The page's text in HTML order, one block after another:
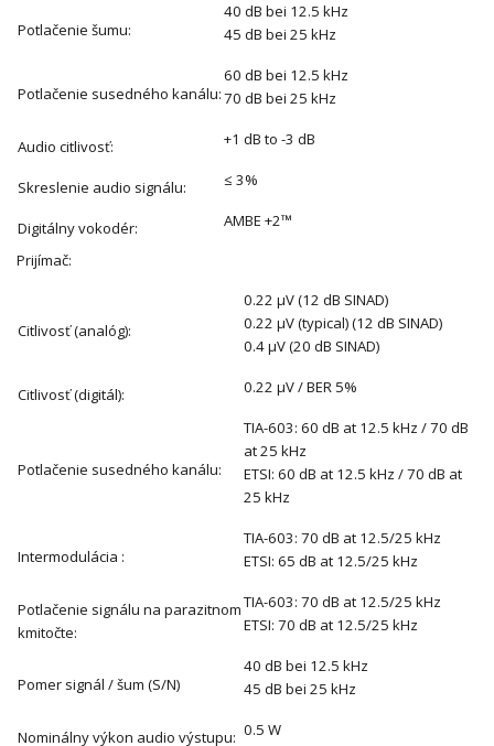
Potlačenie šumu:
40 dB bei 12.5 kHz
45 dB bei 25 kHz
Potlačenie susedného kanálu:
60 dB bei 12.5 kHz
70 dB bei 25 kHz
Audio citlivosť: +1 dB to -3 dB
Skreslenie audio signálu: ≤ 3%
Digitálny vokodér:
AMBE +2™
Prijímač:
Citlivosť (analóg):
0.22 μV (12 dB SINAD)
0.22 μV (typical) (12 dB SINAD)
0.4 μV (20 dB SINAD)
Citlivosť (digitál): 0.22 μV / BER 5%
Potlačenie susedného kanálu:
TIA-603: 60 dB at 12.5 kHz / 70 dB
at 25 kHz
ETSI: 60 dB at 12.5 kHz / 70 dB at
25 kHz
Intermodulácia :
TIA-603: 70 dB at 12.5/25 kHz
ETSI: 65 dB at 12.5/25 kHz
Potlačenie signálu na parazitnom
kmitočte:
TIA-603: 70 dB at 12.5/25 kHz
ETSI: 70 dB at 12.5/25 kHz
Pomer signál / šum (S/N)
40 dB bei 12.5 kHz
45 dB bei 25 kHz
Nominálny výkon audio výstupu: 0.5 W